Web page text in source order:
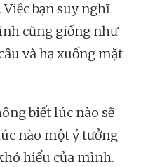
bạn suy nghĩ
cũng giống như
và hạ xuống mặt
biết lúc nào sẽ
nào một ý tưởng
hiểu của mình.